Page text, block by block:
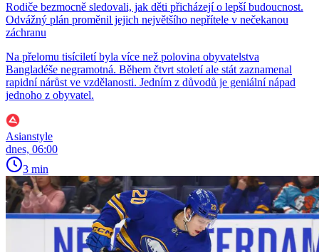
Rodiče bezmocně sledovali, jak děti přicházejí o lepší budoucnost.
Odvážný plán proměnil jejich největšího nepřítele v nečekanou
záchranu
Na přelomu tisíciletí byla více než polovina obyvatelstva
Bangladéše negramotná. Během čtvrt století ale stát zaznamenal
rapidní nárůst ve vzdělanosti. Jedním z důvodů je geniální nápad
jednoho z obyvatel.
Asianstyle
dnes, 06:00
3 min